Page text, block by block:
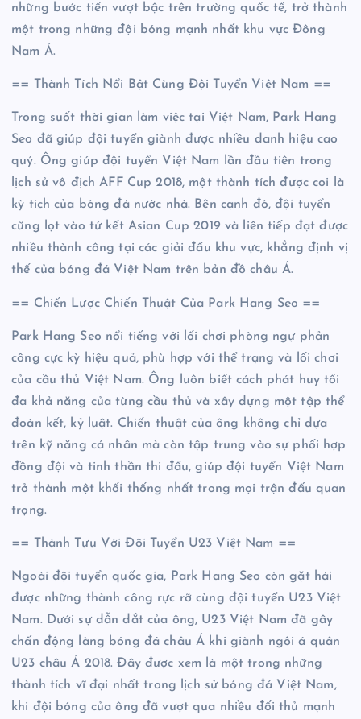
những bước tiến vượt bậc trên trường quốc tế, trở thành
một trong những đội bóng mạnh nhất khu vực Đông
Nam Á.
== Thành Tích Nổi Bật Cùng Đội Tuyển Việt Nam ==
Trong suốt thời gian làm việc tại Việt Nam, Park Hang
Seo đã giúp đội tuyển giành được nhiều danh hiệu cao
quý. Ông giúp đội tuyển Việt Nam lần đầu tiên trong
lịch sử vô địch AFF Cup 2018, một thành tích được coi là
kỳ tích của bóng đá nước nhà. Bên cạnh đó, đội tuyển
cũng lọt vào tứ kết Asian Cup 2019 và liên tiếp đạt được
nhiều thành công tại các giải đấu khu vực, khẳng định vị
thế của bóng đá Việt Nam trên bản đồ châu Á.
== Chiến Lược Chiến Thuật Của Park Hang Seo ==
Park Hang Seo nổi tiếng với lối chơi phòng ngự phản
công cực kỳ hiệu quả, phù hợp với thể trạng và lối chơi
của cầu thủ Việt Nam. Ông luôn biết cách phát huy tối
đa khả năng của từng cầu thủ và xây dựng một tập thể
đoàn kết, kỷ luật. Chiến thuật của ông không chỉ dựa
trên kỹ năng cá nhân mà còn tập trung vào sự phối hợp
đồng đội và tinh thần thi đấu, giúp đội tuyển Việt Nam
trở thành một khối thống nhất trong mọi trận đấu quan
trọng.
== Thành Tựu Với Đội Tuyển U23 Việt Nam ==
Ngoài đội tuyển quốc gia, Park Hang Seo còn gặt hái
được những thành công rực rỡ cùng đội tuyển U23 Việt
Nam. Dưới sự dẫn dắt của ông, U23 Việt Nam đã gây
chấn động làng bóng đá châu Á khi giành ngôi á quân
U23 châu Á 2018. Đây được xem là một trong những
thành tích vĩ đại nhất trong lịch sử bóng đá Việt Nam,
khi đội bóng của ông đã vượt qua nhiều đối thủ mạnh